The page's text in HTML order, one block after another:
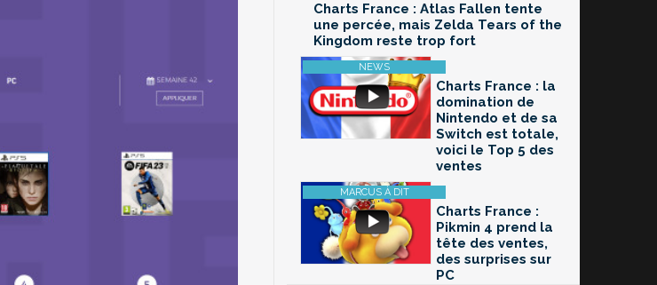
Charts France : Atlas Fallen tente
une percée, mais Zelda Tears of the
Kingdom reste trop fort
Charts France : la
domination de
Nintendo et de sa
Switch est totale,
voici le Top 5 des
ventes
Charts France :
Pikmin 4 prend la
tête des ventes,
des surprises sur
PC